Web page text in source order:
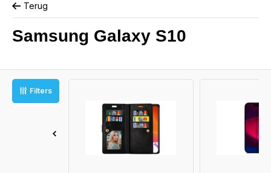
Terug
Samsung Galaxy S10
Filters